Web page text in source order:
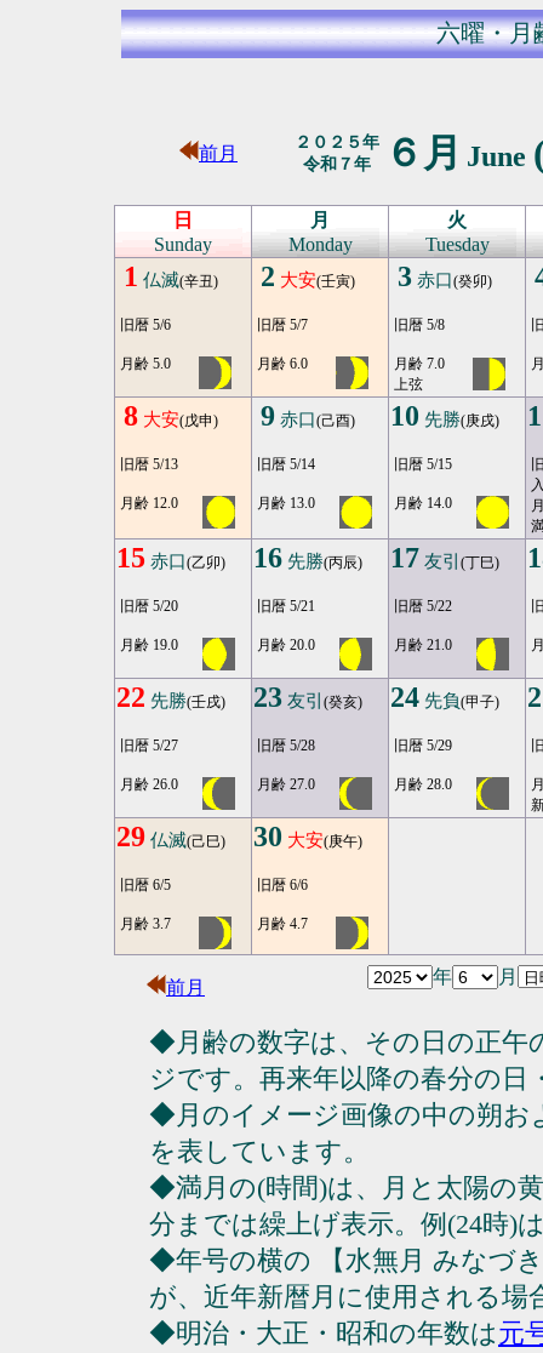
六曜・月
前月
２０２５年
令和７年
６月 June
日
Sunday
月
Monday
火
Tuesday
1 仏滅(辛丑)
旧暦 5/6
月齢 5.0
2 大安(壬寅)
旧暦 5/7
月齢 6.0
3 赤口(癸卯)
旧暦 5/8
月齢 7.0
上弦
8 大安(戊申)
旧暦 5/13
月齢 12.0
9 赤口(己酉)
旧暦 5/14
月齢 13.0
10 先勝(庚戌)
旧暦 5/15
月齢 14.0
15 赤口(乙卯)
旧暦 5/20
月齢 19.0
16 先勝(丙辰)
旧暦 5/21
月齢 20.0
17 友引 (丁巳)
旧暦 5/22
月齢 21.0
22 先勝(壬戌)
旧暦 5/27
月齢 26.0
23 友引 (癸亥)
旧暦 5/28
月齢 27.0
24 先負(甲子)
旧暦 5/29
月齢 28.0
29 仏滅(己巳)
旧暦 6/5
月齢 3.7
30 大安(庚午)
旧暦 6/6
月齢 4.7
前月
年 月
◆月齢の数字は、その日の正午
ジです。再来年以降の春分の日
◆月のイメージ画像の中の朔
を表しています。
◆満月の(時間)は、月と太陽の
分までは繰上げ表示。例(24時)
◆年号の横の 【水無月 みなづ
が、近年新暦月に使用される場
◆明治・大正・昭和の年数は元